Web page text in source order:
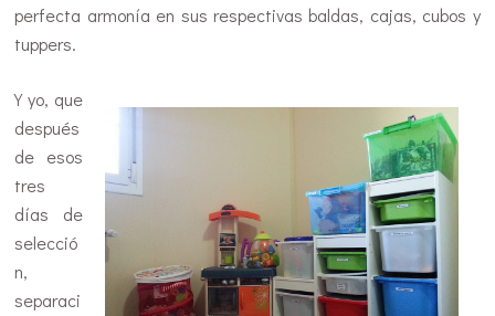
perfecta armonía en sus respectivas baldas, cajas, cubos y
tuppers.
Y yo, que
después
de esos
tres
días de
selecció
n,
separaci